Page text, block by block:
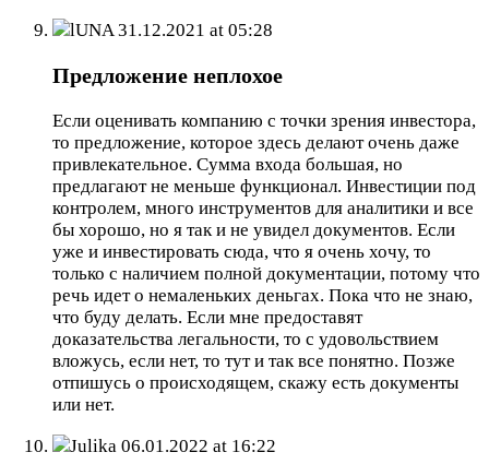
lUNA31.12.2021 at 05:28
Предложение неплохое
Если оценивать компанию с точки зрения инвестора,
то предложение, которое здесь делают очень даже
привлекательное. Сумма входа большая, но
предлагают не меньше функционал. Инвестиции под
контролем, много инструментов для аналитики и все
бы хорошо, но я так и не увидел документов. Если
уже и инвестировать сюда, что я очень хочу, то
только с наличием полной документации, потому что
речь идет о немаленьких деньгах. Пока что не знаю,
что буду делать. Если мне предоставят
доказательства легальности, то с удовольствием
вложусь, если нет, то тут и так все понятно. Позже
отпишусь о происходящем, скажу есть документы
или нет.
Julika 06.01.2022 at 16:22